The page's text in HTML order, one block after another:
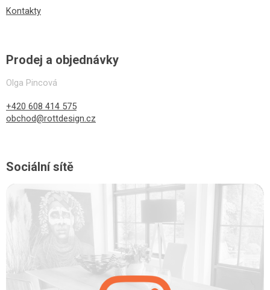
Kontakty
Prodej a objednávky
Olga Pincová
+420 608 414 575
obchod@rottdesign.cz
Sociální sítě